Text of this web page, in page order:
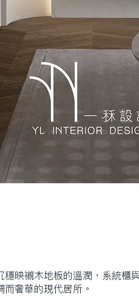
映襯木地板的溫潤，系統櫃
奢華的現代居所。